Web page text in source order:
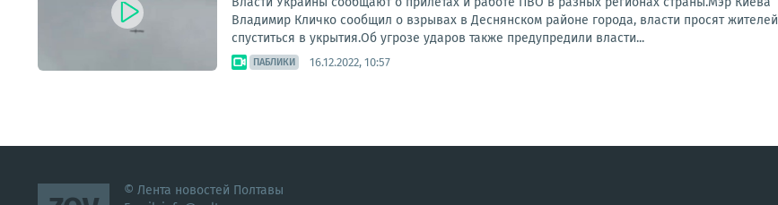
Владимир Кличко сообщил о взрывах в Деснянском районе города, власти просят жителей
спуститься в укрытия.Об угрозе ударов также предупредили власти...
ПАБЛИКИ 16.12.2022, 10:57
© Лента новостей Полтавы